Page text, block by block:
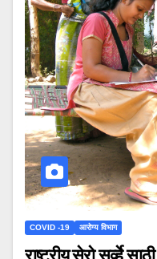
COVID -19 आरोग्य विभाग